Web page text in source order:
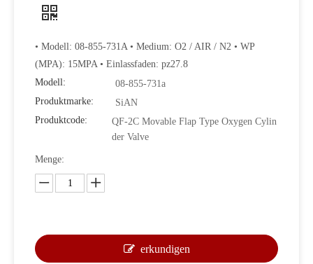
• Modell: 08-855-731A • Medium: O2 / AIR / N2 • WP
(MPA): 15MPA • Einlassfaden: pz27.8
Modell:
08-855-731a
Produktmarke:
SiAN
Produktcode:
QF-2C Movable Flap Type Oxygen Cylin
der Valve
Menge:
erkundigen